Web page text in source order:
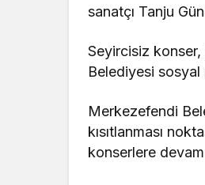
sanatçı Tanju
Seyircisiz konser,
Belediyesi sosyal
Merkezefendi
kısıtlanması
konserlere